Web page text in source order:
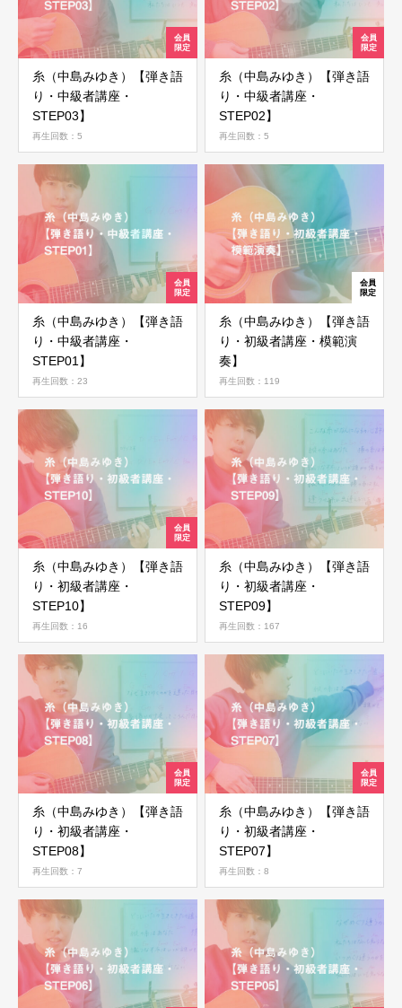
糸（中島みゆき）【弾き語
り・中級者講座・
STEP03】
再生回数：5
糸（中島みゆき）【弾き語
り・中級者講座・
STEP02】
再生回数：5
糸（中島みゆき）【弾き語
り・中級者講座・
STEP01】
再生回数：23
糸（中島みゆき）【弾き語
り・初級者講座・模範演
奏】
再生回数：119
糸（中島みゆき）【弾き語
り・初級者講座・
STEP10】
再生回数：16
糸（中島みゆき）【弾き語
り・初級者講座・
STEP09】
再生回数：167
糸（中島みゆき）【弾き語
り・初級者講座・
STEP08】
再生回数：7
糸（中島みゆき）【弾き語
り・初級者講座・
STEP07】
再生回数：8
ログイン
ログイン情報を記憶する
パスワードを忘れた場合
会員ではない方は会員登録してください
新規会員登録